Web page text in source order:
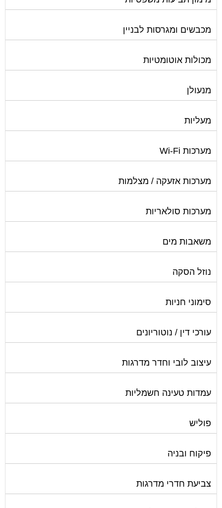
מכבשים ומגרסות לבניין
מכולות אוטומטיות
מנעולן
מעליות
מערכות Wi-Fi
מערכות אזעקה / מצלמות
מערכות סולאריות
משאבות מים
נוזל הסקה
סימוני חניות
עורכי דין / נוטוריונים
עיצוב לובי וחדר מדרגות
עמדות טעינה חשמליות
פוליש
פיקוח ובניה
צביעת חדרי מדרגות